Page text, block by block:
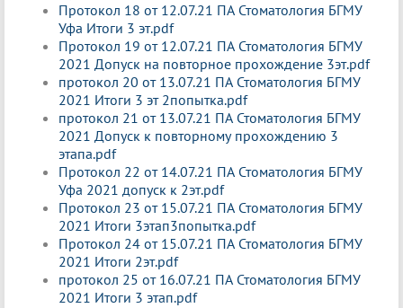
Протокол 18 от 12.07.21 ПА Стоматология БГМУ
Уфа Итоги 3 эт.pdf
Протокол 19 от 12.07.21 ПА Стоматология БГМУ
2021 Допуск на повторное прохождение 3эт.pdf
протокол 20 от 13.07.21 ПА Стоматология БГМУ
2021 Итоги 3 эт 2попытка.pdf
протокол 21 от 13.07.21 ПА Стоматология БГМУ
2021 Допуск к повторному прохождению 3
этапа.pdf
Протокол 22 от 14.07.21 ПА Стоматология БГМУ
Уфа 2021 допуск к 2эт.pdf
Протокол 23 от 15.07.21 ПА Стоматология БГМУ
2021 Итоги 3этап3попытка.pdf
Протокол 24 от 15.07.21 ПА Стоматология БГМУ
2021 Итоги 2эт.pdf
протокол 25 от 16.07.21 ПА Стоматология БГМУ
2021 Итоги 3 этап.pdf